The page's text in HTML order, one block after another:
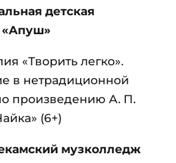
детская
«Апуш»
«Творить легко».
в нетрадиционной
произведению А. П.
(6+)
музколледж